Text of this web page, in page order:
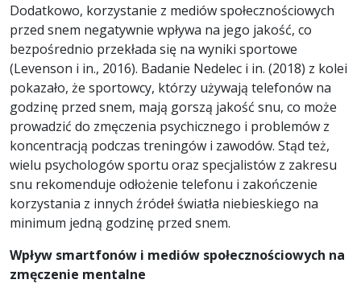
Dodatkowo, korzystanie z mediów społecznościowych
przed snem negatywnie wpływa na jego jakość, co
bezpośrednio przekłada się na wyniki sportowe
(Levenson i in., 2016). Badanie Nedelec i in. (2018) z kolei
pokazało, że sportowcy, którzy używają telefonów na
godzinę przed snem, mają gorszą jakość snu, co może
prowadzić do zmęczenia psychicznego i problemów z
koncentracją podczas treningów i zawodów. Stąd też,
wielu psychologów sportu oraz specjalistów z zakresu
snu rekomenduje odłożenie telefonu i zakończenie
korzystania z innych źródeł światła niebieskiego na
minimum jedną godzinę przed snem.
Wpływ smartfonów i mediów społecznościowych na
zmęczenie mentalne